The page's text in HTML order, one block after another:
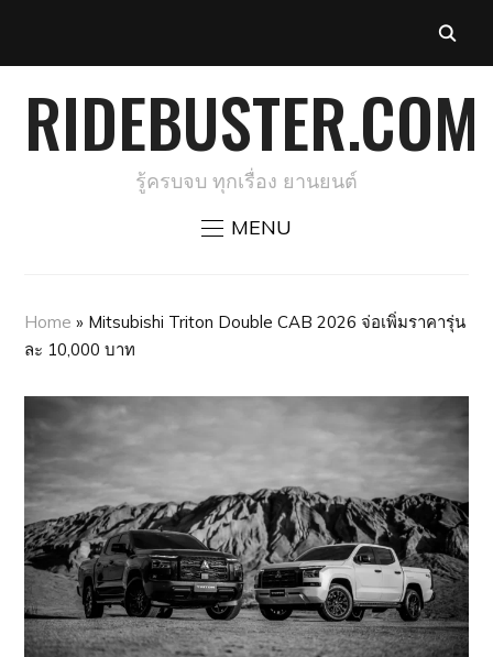
RIDEBUSTER.COM
รู้ครบจบ ทุกเรื่อง ยานยนต์
MENU
Home » Mitsubishi Triton Double CAB 2026 จ่อเพิ่มราคารุ่น
ละ 10,000 บาท